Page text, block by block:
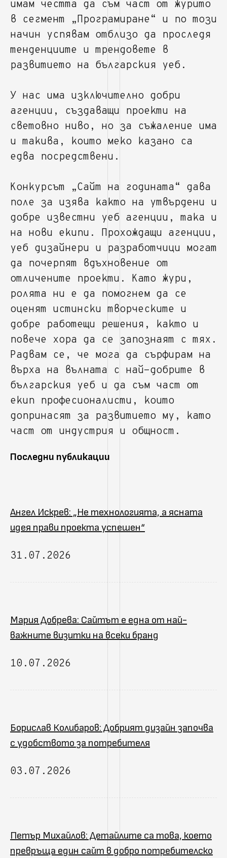
имам честта да съм част от журито
в сегмент „Програмиране“ и по този
начин успявам отблизо да проследя
тенденциите и трендовете в
развитието на българския уеб.
У нас има изключително добри
агенции, създаващи проекти на
световно ниво, но за съжаление има
и такива, които меко казано са
едва посредствени.
Конкурсът „Сайт на годината“ дава
поле за изява както на утвърдени и
добре известни уеб агенции, така и
на нови екипи. Прохождащи агенции,
уеб дизайнери и разработчици могат
да почерпят вдъхновение от
отличените проекти. Като жури,
ролята ни е да помогнем да се
оценят истински творческите и
добре работещи решения, както и
повече хора да се запознаят с тях.
Радвам се, че мога да сърфирам на
върха на вълната с най-добрите в
българския уеб и да съм част от
екип професионалисти, които
допринасят за развитието му, като
част от индустрия и общност.
Последни публикации
Ангел Искрев: „Не технологията, а ясната
идея прави проекта успешен“
31.07.2026
Мария Добрева: Сайтът е една от най-
важните визитки на всеки бранд
10.07.2026
Борислав Колибаров: Добрият дизайн започва
с удобството за потребителя
03.07.2026
Петър Михайлов: Детайлите са това, което
превръща един сайт в добро потребителско